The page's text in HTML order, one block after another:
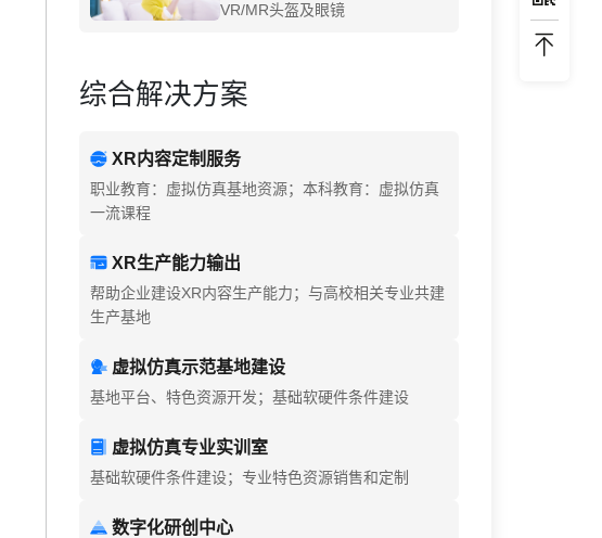
VR/MR头盔及眼镜
综合解决方案
XR内容定制服务
职业教育：虚拟仿真基地资源；本科教育：虚拟仿真
一流课程
XR生产能力输出
帮助企业建设XR内容生产能力；与高校相关专业共建
生产基地
虚拟仿真示范基地建设
基地平台、特色资源开发；基础软硬件条件建设
虚拟仿真专业实训室
基础软硬件条件建设；专业特色资源销售和定制
数字化研创中心